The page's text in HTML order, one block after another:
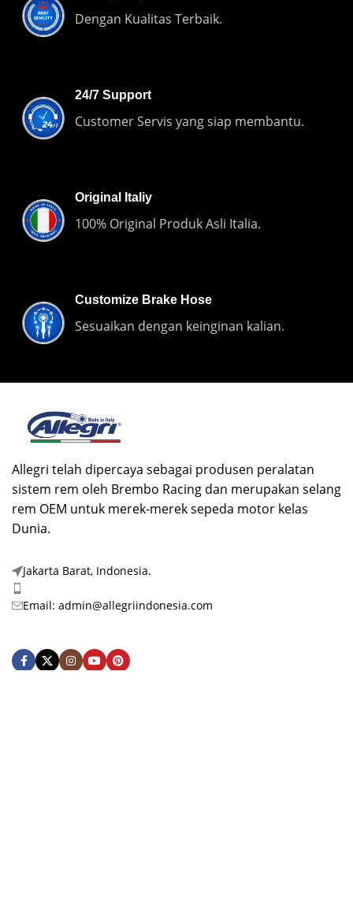
Dengan Kualitas Terbaik.
24/7 Support
Customer Servis yang siap membantu.
Original Italiy
100% Original Produk Asli Italia.
Customize Brake Hose
Sesuaikan dengan keinginan kalian.
Allegri telah dipercaya sebagai produsen peralatan
sistem rem oleh Brembo Racing dan merupakan selang
rem OEM untuk merek-merek sepeda motor kelas
Dunia.
Jakarta Barat, Indonesia.
Email: admin@allegriindonesia.com